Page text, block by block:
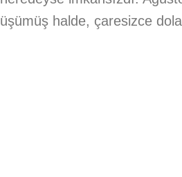
üşümüş halde, çaresizce